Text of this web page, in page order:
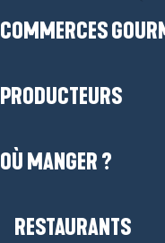
COMMERCES
PRODUCTEURS
OÙ MANGER ?
RESTAURANTS